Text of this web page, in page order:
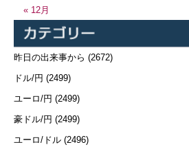
« 12月
昨日の出来事から (2672)
ドル/円 (2499)
ユーロ/円 (2499)
豪ドル/円 (2499)
ユーロ/ドル (2496)